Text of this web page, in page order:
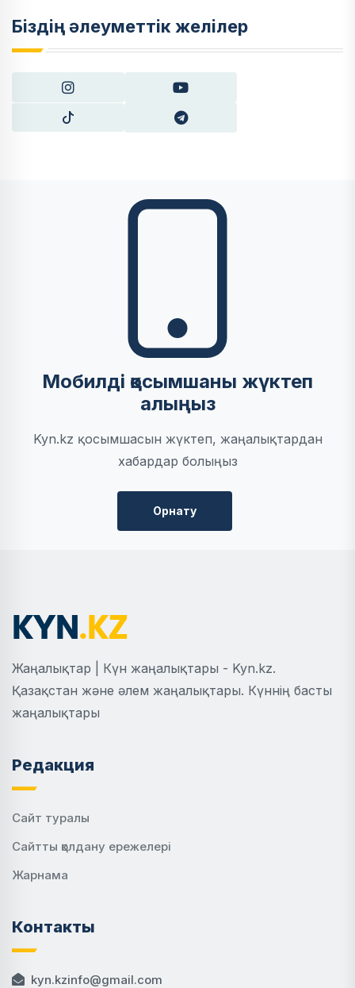
Біздің әлеуметтік желілер
Мобилді қосымшаны жүктеп
алыңыз
Kyn.kz қосымшасын жүктеп, жаңалықтардан
хабардар болыңыз
Орнату
Жаңалықтар | Күн жаңалықтары - Kyn.kz.
Қазақстан және әлем жаңалықтары. Күннің басты
жаңалықтары
Редакция
Сайт туралы
Сайтты қолдану ережелері
Жарнама
Контакты
kyn.kzinfo@gmail.com